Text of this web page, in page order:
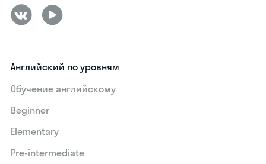
Английский по уровням
Обучение английскому
Beginner
Elementary
Pre-intermediate